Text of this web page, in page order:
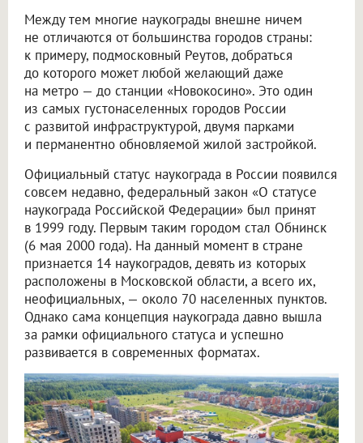
Между тем многие наукограды внешне ничем
не отличаются от большинства городов страны:
к примеру, подмосковный Реутов, добраться
до которого может любой желающий даже
на метро — до станции «Новокосино». Это один
из самых густонаселенных городов России
с развитой инфраструктурой, двумя парками
и перманентно обновляемой жилой застройкой.
Официальный статус наукограда в России появился
совсем недавно, федеральный закон «О статусе
наукограда Российской Федерации» был принят
в 1999 году. Первым таким городом стал Обнинск
(6 мая 2000 года). На данный момент в стране
признается 14 наукоградов, девять из которых
расположены в Московской области, а всего их,
неофициальных, — около 70 населенных пунктов.
Однако сама концепция наукограда давно вышла
за рамки официального статуса и успешно
развивается в современных форматах.